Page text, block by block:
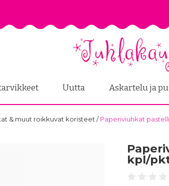
Uutta Askartelu ja
& muut roikkuvat koristeet /Paperiviuhkat
kpl/